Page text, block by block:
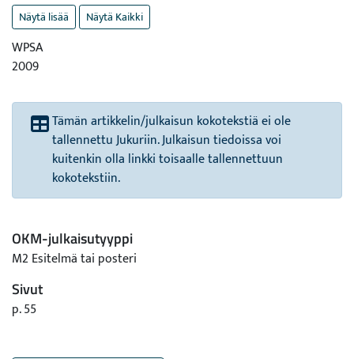
Näytä lisää Näytä Kaikki
WPSA
2009
Tämän artikkelin/julkaisun kokotekstiä ei ole
tallennettu Jukuriin. Julkaisun tiedoissa voi
kuitenkin olla linkki toisaalle tallennettuun
kokotekstiin.
OKM-julkaisutyyppi
M2 Esitelmä tai posteri
Sivut
p. 55